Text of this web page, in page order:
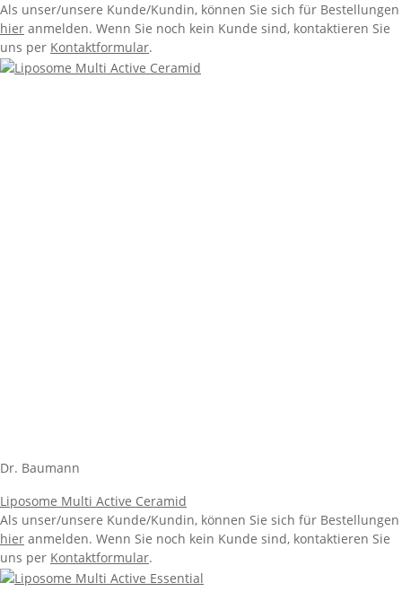
Als unser/unsere Kunde/Kundin, können Sie sich für Bestellungen
hier anmelden. Wenn Sie noch kein Kunde sind, kontaktieren Sie
uns per Kontaktformular.
Dr. Baumann
Liposome Multi Active Ceramid
Als unser/unsere Kunde/Kundin, können Sie sich für Bestellungen
hier anmelden. Wenn Sie noch kein Kunde sind, kontaktieren Sie
uns per Kontaktformular.